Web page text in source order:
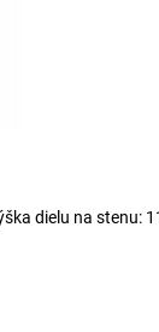
dielu na stenu: